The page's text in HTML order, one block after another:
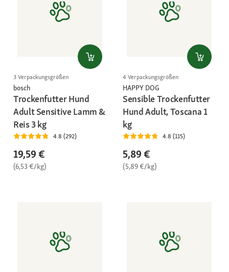
3 Verpackungsgrößen
bosch
Trockenfutter Hund
Adult Sensitive Lamm &
Reis 3 kg
4.8 (292)
19,59 €
(6,53 €/kg)
4 Verpackungsgrößen
HAPPY DOG
Sensible Trockenfutter
Hund Adult, Toscana 1
kg
4.8 (115)
5,89 €
(5,89 €/kg)